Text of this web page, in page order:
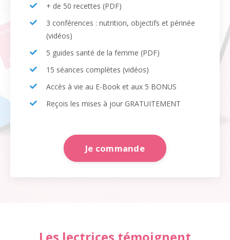
+ de 50 recettes (PDF)
3 conférences : nutrition, objectifs et périnée
(vidéos)
5 guides santé de la femme (PDF)
15 séances complètes (vidéos)
Accès à vie au E-Book et aux 5 BONUS
Reçois les mises à jour GRATUITEMENT
Je commande
Les lectrices témoignent